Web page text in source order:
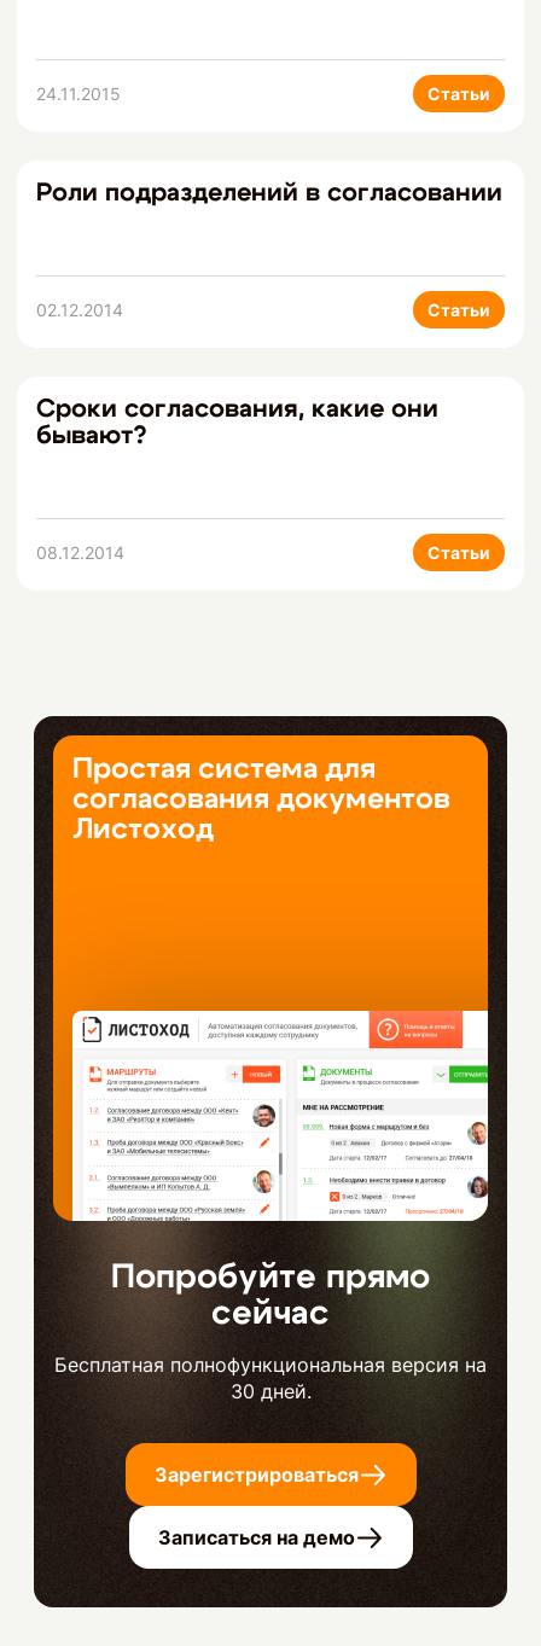
24.11.2015 Статьи
Роли подразделений в согласовании
02.12.2014 Статьи
Сроки согласования, какие они
бывают?
08.12.2014 Статьи
Простая система для
согласования документов
Листоход
Попробуйте прямо
сейчас
Бесплатная полнофункциональная версия на
30 дней.
Зарегистрироваться
Записаться на демо